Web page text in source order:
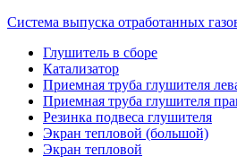
Система выпуска отработанных
Глушитель в сборе
Катализатор
Приемная труба глушителя
Приемная труба глушителя
Резинка подвеса глушителя
Экран тепловой (большой)
Экран тепловой